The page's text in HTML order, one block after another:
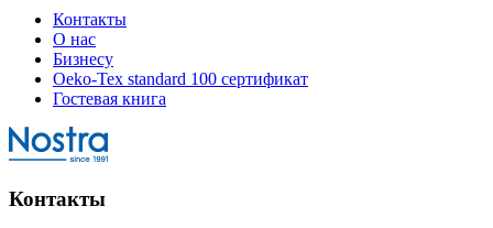
Контакты
О нас
Бизнесу
Oeko-Tex standard 100 сертификат
Гостевая книга
Контакты